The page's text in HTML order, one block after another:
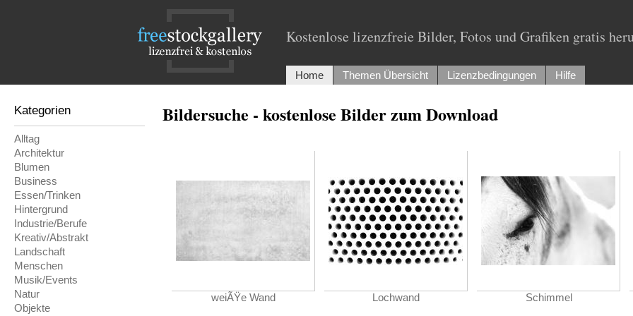
Kostenlose lizenzfreie Bilder, Fotos und Grafiken gratis
Home Themen Übersicht Lizenzbedingungen Hilfe
Kategorien
Alltag
Architektur
Blumen
Business
Essen/Trinken
Hintergrund
Industrie/Berufe
Kreativ/Abstrakt
Landschaft
Menschen
Musik/Events
Natur
Objekte
Bildersuche - kostenlose Bilder zum Download
weiÃŸe Wand Lochwand Schimmel